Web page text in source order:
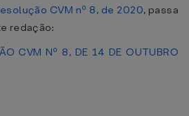
CVM nº 8, de 2020, passa
redação:
CVM Nº 8, DE 14 DE OUTUBRO